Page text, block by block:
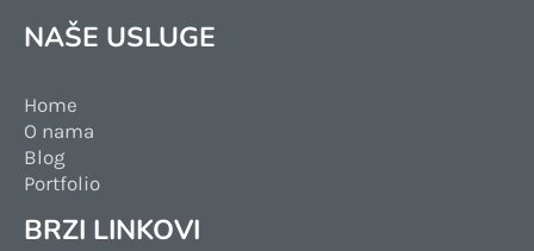
NAŠE USLUGE
Home
O nama
Blog
Portfolio
BRZI LINKOVI